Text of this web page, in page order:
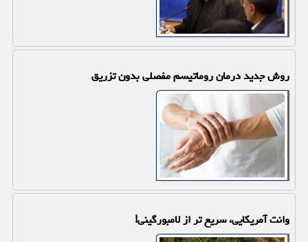
روش جدید درمان روماتیسم مفصلی بدون تزریق
وانت آمریکایی، سریع تر از لامبورگینی!